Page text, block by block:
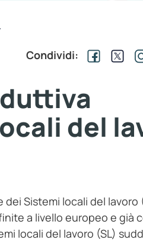
Condividi:
del
Sistemi locali del lavoro
a livello europeo e già
locali del lavoro (SL)